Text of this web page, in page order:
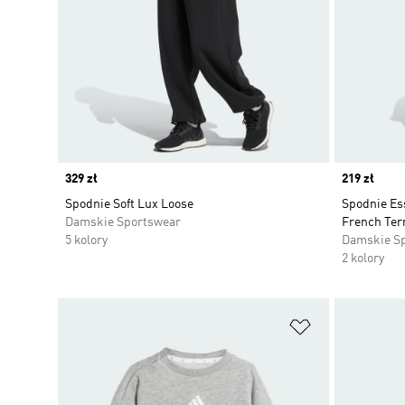
Price
329 zł
Spodnie Soft Lux Loose
Damskie Sportswear
5 kolory
Price
219 zł
Spodnie
French
Damskie
2 kolory
Dodaj do listy